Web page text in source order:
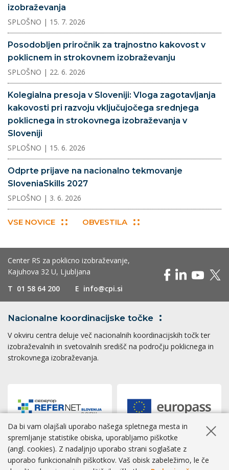
izobraževanja
SPLOŠNO | 15. 7. 2026
Posodobljen priročnik za trajnostno kakovost v
poklicnem in strokovnem izobraževanju
SPLOŠNO | 22. 6. 2026
Kolegialna presoja v Sloveniji: Vloga zagotavljanja
kakovosti pri razvoju vključujočega srednjega
poklicnega in strokovnega izobraževanja v
Sloveniji
SPLOŠNO | 15. 6. 2026
Odprte prijave na nacionalno tekmovanje
SloveniaSkills 2027
SPLOŠNO | 3. 6. 2026
VSE NOVICE OBVESTILA
Center RS za poklicno izobraževanje,
Kajuhova 32 U, Ljubljana
T 01 58 64 200 E info@cpi.si
Nacionalne koordinacijske točke
V okviru centra deluje več nacionalnih koordinacijskih točk ter
izobraževalnih in svetovalnih središč na področju poklicnega in
strokovnega izobraževanja.
Dostopnost|Zasebnost|Piškotki
Skrij
Da bi vam olajšali uporabo našega spletnega mesta in
spremljanje statistike obiska, uporabljamo piškotke
(angl. cookies). Z nadaljnjo uporabo strani soglašate z
uporabo funkcionalnih piškotkov. Vaš obisk zabeležimo, le če